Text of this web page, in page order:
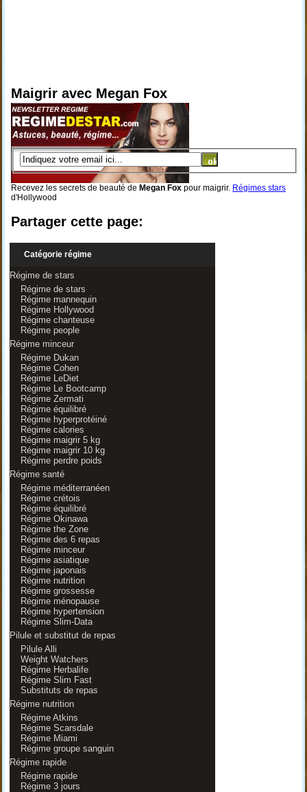
Maigrir avec Megan Fox
Recevez les secrets de beauté de Megan Foxpour maigrir. Régimes stars
d'Hollywood
Partager cette page:
Catégorie régime
Régime de stars
Régime de stars
Régime mannequin
Régime Hollywood
Régime chanteuse
Régime people
Régime minceur
Régime Dukan
Régime Cohen
Régime LeDiet
Régime Le Bootcamp
Régime Zermati
Régime équilibré
Régime hyperprotéiné
Régime calories
Régime maigrir 5 kg
Régime maigrir 10 kg
Régime perdre poids
Régime santé
Régime méditerranéen
Régime crétois
Régime équilibré
Régime Okinawa
Régime the Zone
Régime des 6 repas
Régime minceur
Régime asiatique
Régime japonais
Régime nutrition
Régime grossesse
Régime ménopause
Régime hypertension
Régime Slim-Data
Pilule et substitut de repas
Pilule Alli
Weight Watchers
Régime Herbalife
Régime Slim Fast
Substituts de repas
Régime nutrition
Régime Atkins
Régime Scarsdale
Régime Miami
Régime groupe sanguin
Régime rapide
Régime rapide
Régime 3 jours